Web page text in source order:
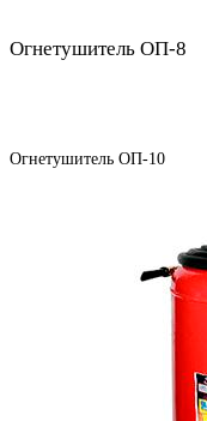
Огнетушитель ОП-8
Огнетушитель ОП-10